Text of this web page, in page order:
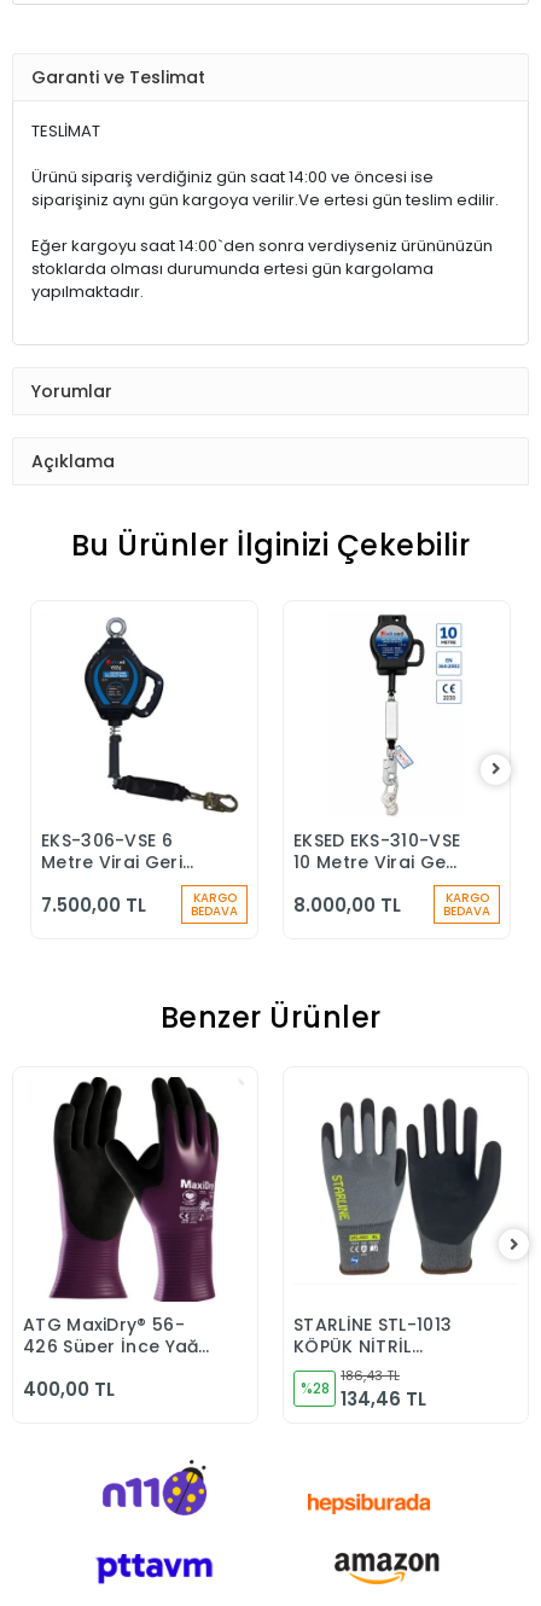
Garanti ve Teslimat
TESLİMAT
Ürünü sipariş verdiğiniz gün saat 14:00 ve öncesi ise
siparişiniz aynı gün kargoya verilir.Ve ertesi gün teslim edilir.
Eğer kargoyu saat 14:00`den sonra verdiyseniz ürününüzün
stoklarda olması durumunda ertesi gün kargolama
yapılmaktadır.
Yorumlar
Açıklama
Bu Ürünler İlginizi Çekebilir
Sepete Ekle
EKS-306-VSE 6
Metre Viraj Geri
Durdurucu Keskin
7.500,00 TL KARGO
BEDAVA
Sepete Ekle
EKSED EKS-310-VSE
10 Metre Viraj Geri
Durdurucu
8.000,00 TL KARGO
BEDAVA
Benzer Ürünler
Sepete Ekle
ATG MaxiDry® 56-
426 Süper İnce Yağ
Kimyasal Dayanımlı
400,00 TL
Sepete Ekle
STARLİNE STL-1013
KÖPÜK NİTRİL
ELDİVEN
%28
186,43 TL
134,46 TL